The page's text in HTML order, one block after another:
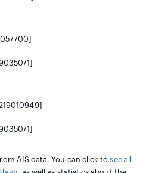
AIS data. You can click tosee all